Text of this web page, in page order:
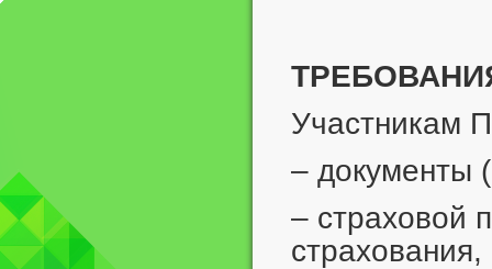
Участникам
– документы
– страховой
страхования,